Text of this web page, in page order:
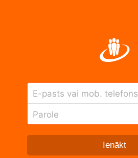
E-pasts vai mob. telefons
Parole
Ienākt